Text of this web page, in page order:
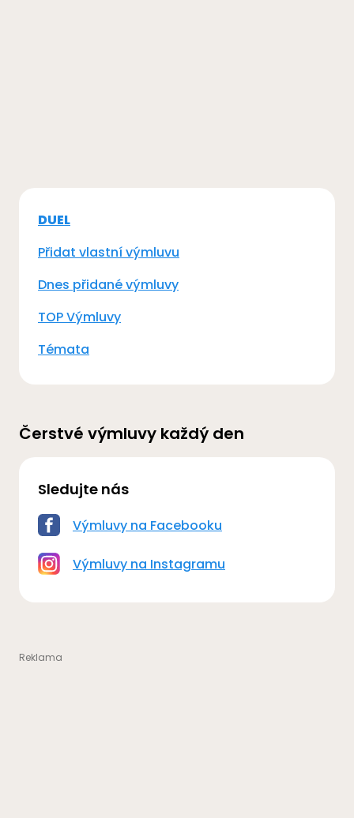
DUEL
Přidat vlastní výmluvu
Dnes přidané výmluvy
TOP Výmluvy
Témata
Čerstvé výmluvy každý den
Sledujte nás
Výmluvy na Facebooku
Výmluvy na Instagramu